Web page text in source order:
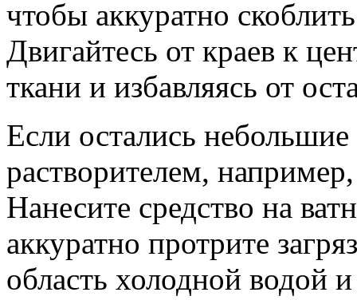
чтобы аккуратно
Двигайтесь от краев к
ткани и избавляясь от
Если остались
растворителем,
Нанесите средство на
аккуратно протрите
область холодной водой